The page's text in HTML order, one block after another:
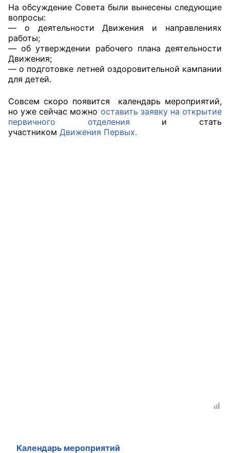
Структура Палаты
Комиссии
Экспертный совет ОП КО
Совет ОП КО
Члены ОП КО
На обсуждение Совета были вынесены следующие
вопросы:
— о деятельности Движения и направлениях
работы;
— об утверждении рабочего плана деятельности
Движения;
— о подготовке летней оздоровительной кампании
для детей.
Совсем скоро появится календарь мероприятий,
но уже сейчас можно оставить заявку на открытие
первичного отделения и стать
участником Движения Первых.
Календарь мероприятий